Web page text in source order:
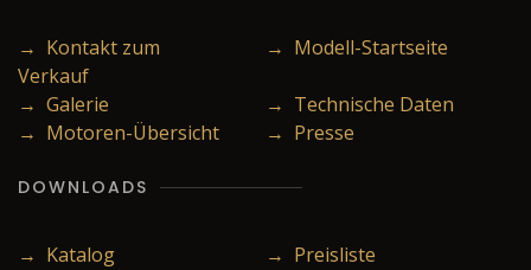
→ Kontakt zum
Verkauf
→ Modell-Startseite
→ Galerie
→ Technische Daten
→ Motoren-Übersicht
→ Presse
DOWNLOADS
→ Katalog → Preisliste